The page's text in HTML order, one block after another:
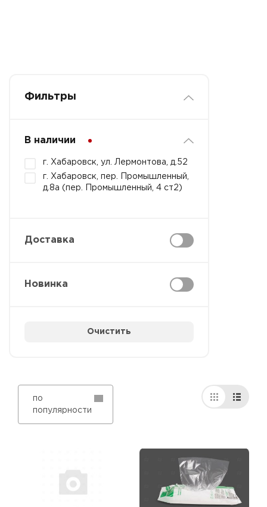
Фильтры
В наличии
г. Хабаровск, ул. Лермонтова, д.52
г. Хабаровск, пер. Промышленный,
д.8а (пер. Промышленный, 4 ст2)
Доставка
Новинка
Очистить
по
популярности